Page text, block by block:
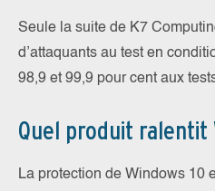
Seule la suite de K7
d’attaquants au test en
98,9 et 99,9 pour cent aux
Quel produit ralentit
La protection de Windows 10